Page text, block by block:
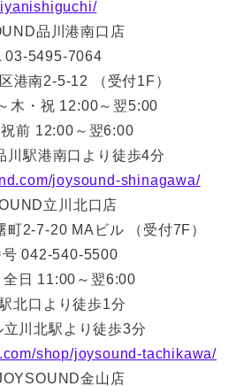
品川港南口店
03-5495-7064
港南2-5-12 （受付1F）
木・祝 12:00～翌5:00
前 12:00～翌6:00
川駅港南口より徒歩4分
joysound-shinagawa/
立川北口店
町2-7-20 MAビル （受付7F）
号 042-540-5500
全日 11:00～翌6:00
北口より徒歩1分
立川北駅より徒歩3分
shop/joysound-tachikawa/
金山店